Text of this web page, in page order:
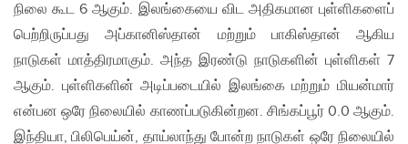
நிலை கூட 6 ஆகும். இலங்கையை விட அதிகமான புள்ளிகளைப்
பெற்றிருப்பது அப்கானிஸ்தான் மற்றும் பாகிஸ்தான் ஆகிய
நாடுகள் மாத்திரமாகும். அந்த இரண்டு நாடுகளின் புள்ளிகள் 7
ஆகும். புள்ளிகளின் அடிப்படையில் இலங்கை மற்றும் மியன்மார்
என்பன ஒரே நிலையில் காணப்படுகின்றன. சிங்கப்பூர் 0.0 ஆகும்.
இந்தியா, பிலிபெய்ன், தாய்லாந்து போன்ற நாடுகள் ஒரே நிலையில்